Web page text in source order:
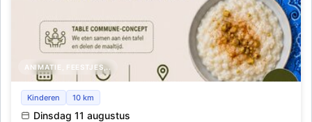
ANIMATIE, FEESTJES,..
Nestkeuken
Kinderen 10 km
Dinsdag 11 augustus